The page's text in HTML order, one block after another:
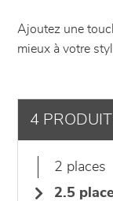
Ajoutez une
mieux à votre
4
2 places
2.5